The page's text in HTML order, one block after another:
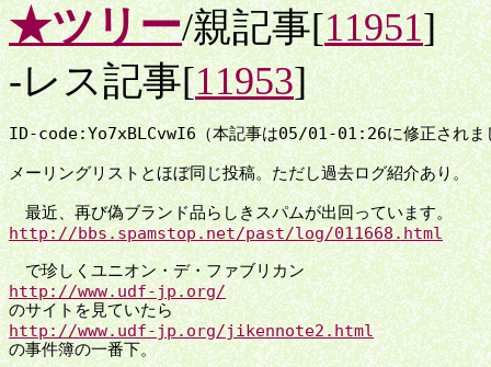
★ツリー/親記事[11951]
-レス記事[11953]
ID-code:Yo7xBLCvwI6（本記事は05/01-01:26に修正されま
メーリングリストとほぼ同じ投稿。ただし過去ログ紹介あり。
http://bbs.spamstop.net/past/log/011668.html
http://www.udf-jp.org/
http://www.udf-jp.org/jikennote2.html
の事件簿の一番下。